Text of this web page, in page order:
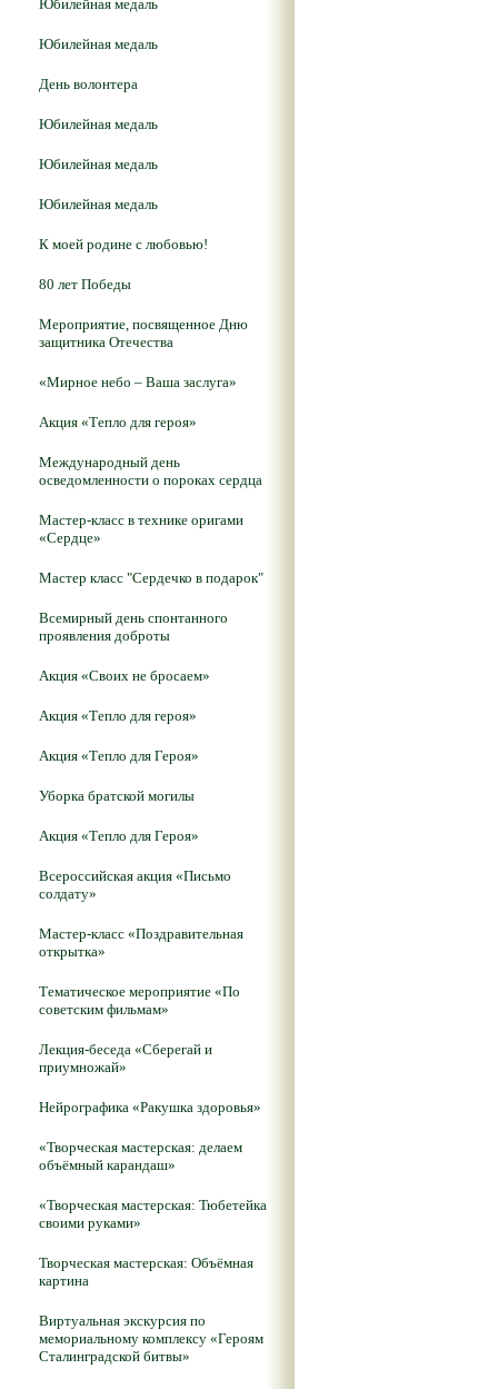
Юбилейная медаль
Юбилейная медаль
День волонтера
Юбилейная медаль
Юбилейная медаль
Юбилейная медаль
К моей родине с любовью!
80 лет Победы
Мероприятие, посвященное Дню
защитника Отечества
«Мирное небо – Ваша заслуга»
Акция «Тепло для героя»
Международный день
осведомленности о пороках сердца
Мастер-класс в технике оригами
«Сердце»
Мастер класс "Сердечко в подарок"
Всемирный день спонтанного
проявления доброты
Акция «Своих не бросаем»
Акция «Тепло для героя»
Акция «Тепло для Героя»
Уборка братской могилы
Акция «Тепло для Героя»
Всероссийская акция «Письмо
солдату»
Мастер-класс «Поздравительная
открытка»
Тематическое мероприятие «По
советским фильмам»
Лекция-беседа «Сберегай и
приумножай»
Нейрографика «Ракушка здоровья»
«Творческая мастерская: делаем
объёмный карандаш»
«Творческая мастерская: Тюбетейка
своими руками»
Творческая мастерская: Объёмная
картина
Виртуальная экскурсия по
мемориальному комплексу «Героям
Сталинградской битвы»